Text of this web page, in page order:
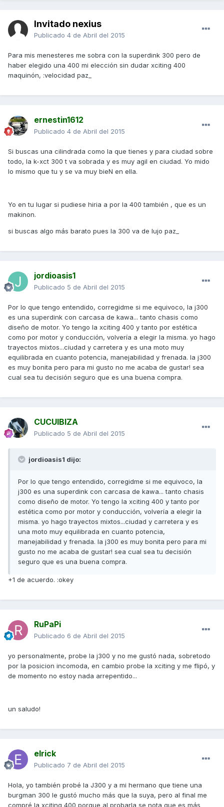
Invitado nexius
Publicado 4 de Abril del 2015
Para mis menesteres me sobra con la superdink 300 pero de
haber elegido una 400 mi elección sin dudar xciting 400
maquinón, :velocidad paz_
ernestin1612
Publicado 4 de Abril del 2015
Si buscas una cilindrada como la que tienes y para ciudad sobre
todo, la k-xct 300 t va sobrada y es muy agil en ciudad. Yo mido
lo mismo que tu y se va muy bieN en ella.
Yo en tu lugar si pudiese hiria a por la 400 también , que es un
makinon.
si buscas algo más barato pues la 300 va de lujo paz_
jordioasis1
Publicado 5 de Abril del 2015
Por lo que tengo entendido, corregidme si me equivoco, la j300
es una superdink con carcasa de kawa... tanto chasis como
diseño de motor. Yo tengo la xciting 400 y tanto por estética
como por motor y conducción, volvería a elegir la misma. yo hago
trayectos mixtos...ciudad y carretera y es una moto muy
equilibrada en cuanto potencia, manejabilidad y frenada. la j300
es muy bonita pero para mi gusto no me acaba de gustar! sea
cual sea tu decisión seguro que es una buena compra.
CUCUIBIZA
Publicado 5 de Abril del 2015
jordioasis1 dijo:
Por lo que tengo entendido, corregidme si me equivoco, la
j300 es una superdink con carcasa de kawa... tanto chasis
como diseño de motor. Yo tengo la xciting 400 y tanto por
estética como por motor y conducción, volvería a elegir la
misma. yo hago trayectos mixtos...ciudad y carretera y es
una moto muy equilibrada en cuanto potencia,
manejabilidad y frenada. la j300 es muy bonita pero para mi
gusto no me acaba de gustar! sea cual sea tu decisión
seguro que es una buena compra.
+1 de acuerdo. :okey
RuPaPi
Publicado 6 de Abril del 2015
yo personalmente, probe la j300 y no me gustó nada, sobretodo
por la posicion incomoda, en cambio probe la xciting y me flipó, y
de momento no estoy nada arrepentido...
un saludo!
elrick
Publicado 7 de Abril del 2015
Hola, yo también probé la J300 y a mi hermano que tiene una
burgman 300 le gustó mucho más que la suya, pero al final me
compré la xciting 400 porque al probarla se nota que es más